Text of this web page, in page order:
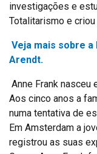
investigações e
Totalitarismo e
Veja mais sobre
Arendt.
Anne Frank nasceu
Aos cinco anos a
numa tentativa de
Em Amsterdam a
registrou as suas